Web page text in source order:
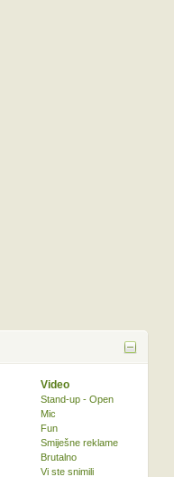
Video
Stand-up - Open
Mic
Fun
Smiješne reklame
Brutalno
Vi ste snimili